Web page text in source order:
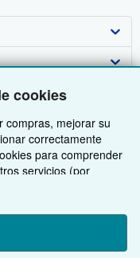
cookies
compras, mejorar su
correctamente
para comprender
servicios (por
realizar mejoras.
y medir el
si noestá de acuerdo
Puede cambiar sus